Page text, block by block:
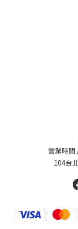
營業時間
104台